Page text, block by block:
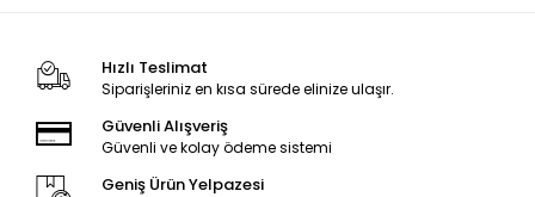
Hızlı Teslimat
Siparişleriniz en kısa sürede elinize ulaşır.
Güvenli Alışveriş
Güvenli ve kolay ödeme sistemi
Geniş Ürün Yelpazesi